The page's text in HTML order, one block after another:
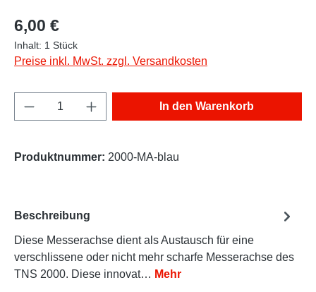
Regulärer Preis:
6,00 €
Inhalt: 1 Stück
Preise inkl. MwSt. zzgl. Versandkosten
Produkt Anzahl: Gib den gewünschten
In den Warenkorb
Produktnummer: 2000-MA-blau
Beschreibung
Diese Messerachse dient als Austausch für eine
verschlissene oder nicht mehr scharfe Messerachse des
TNS 2000. Diese innovat… Mehr